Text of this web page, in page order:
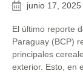
junio 17, 2025
El último reporte
Paraguay (BCP)
principales
exterior. Esto, en